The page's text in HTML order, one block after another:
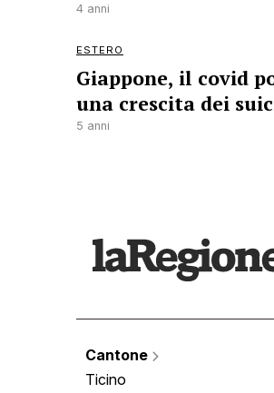
4 anni
ESTERO
Giappone, il covid
una crescita dei
5 anni
Cantone
Ticino